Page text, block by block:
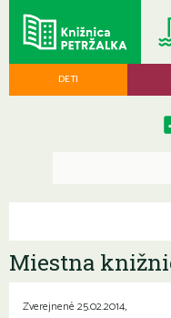
DETI
Miestna
Zverejnené 25.02.2014,